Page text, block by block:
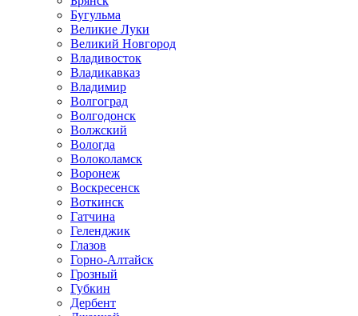
Бугульма
Великие Луки
Великий Новгород
Владивосток
Владикавказ
Владимир
Волгоград
Волгодонск
Волжский
Вологда
Волоколамск
Воронеж
Воскресенск
Воткинск
Гатчина
Геленджик
Глазов
Горно-Алтайск
Грозный
Губкин
Дербент